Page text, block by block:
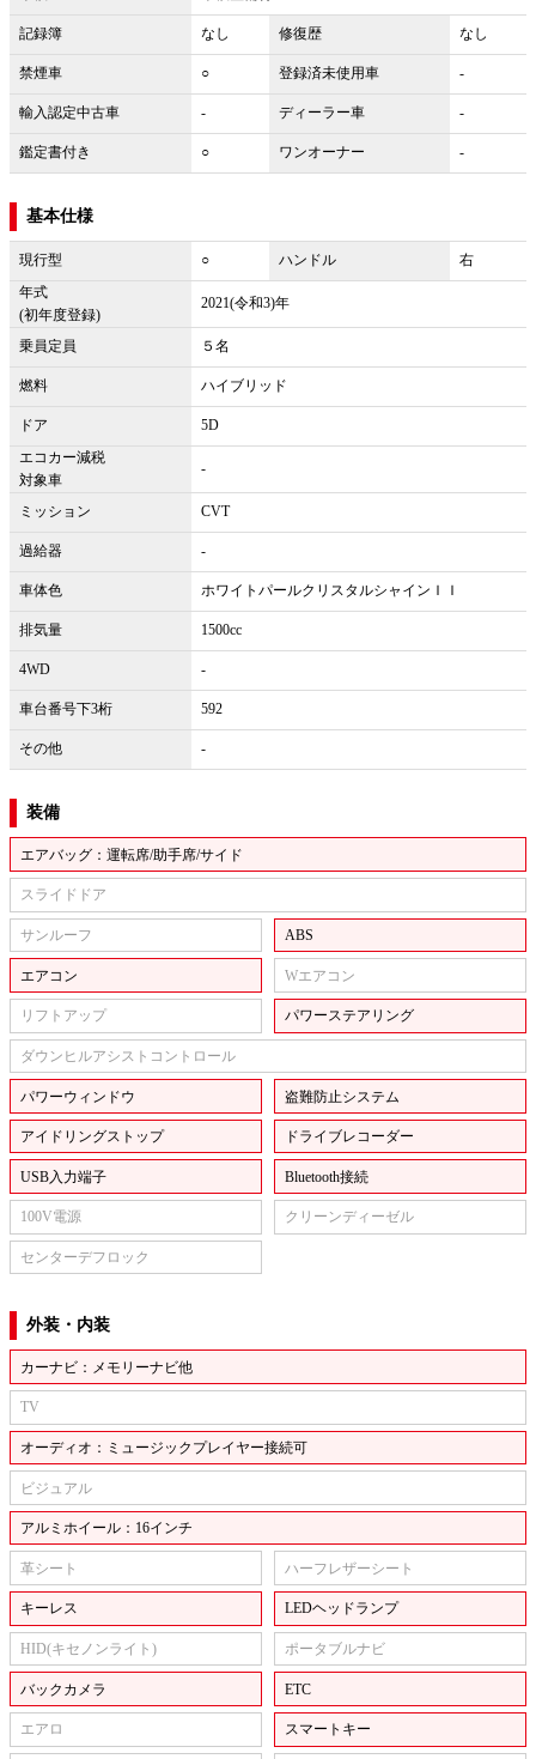
記録簿 なし 修復歴 なし
禁煙車 ○ 登録済未使用車 -
輸入認定中古車 - ディーラー車 -
鑑定書付き ○ ワンオーナー -
基本仕様
現行型 ○ ハンドル
右
年式
(初年度登録)
2021(令和3)年
乗員定員 ５名
燃料 ハイブリッド
ドア
5D
エコカー減税
対象車
-
ミッション CVT
過給器 -
車体色 ホワイトパールクリスタルシャインＩＩ
排気量 1500cc
4WD -
車台番号下3桁 592
その他 -
装備
エアバッグ：運転席/助手席/サイド
スライドドア
サンルーフ ABS
エアコン Wエアコン
リフトアップ パワーステアリング
ダウンヒルアシストコントロール
パワーウィンドウ 盗難防止システム
アイドリングストップ ドライブレコーダー
USB入力端子 Bluetooth接続
100V電源 クリーンディーゼル
センターデフロック
外装・内装
カーナビ：メモリーナビ他
TV
オーディオ：ミュージックプレイヤー接続可
ビジュアル
アルミホイール：16インチ
革シート ハーフレザーシート
キーレス LEDヘッドランプ
HID(キセノンライト) ポータブルナビ
バックカメラ ETC
エアロ スマートキー